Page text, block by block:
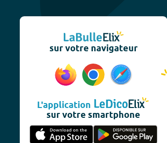
sur votre navigateur
L'application
sur votre smartphone